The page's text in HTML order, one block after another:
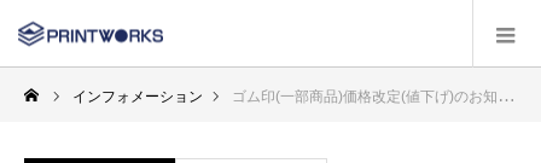
インフォメーション ゴム印(一部商品)価格改定(値下げ)のお知らせ